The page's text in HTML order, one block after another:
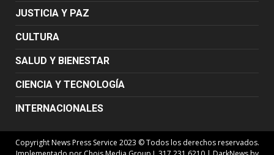
JUSTICIA Y PAZ
CULTURA
SALUD Y BIENESTAR
CIENCIA Y TECNOLOGÍA
INTERNACIONALES
Copyright News Press Service 2023 © Todos los derechos reservados.